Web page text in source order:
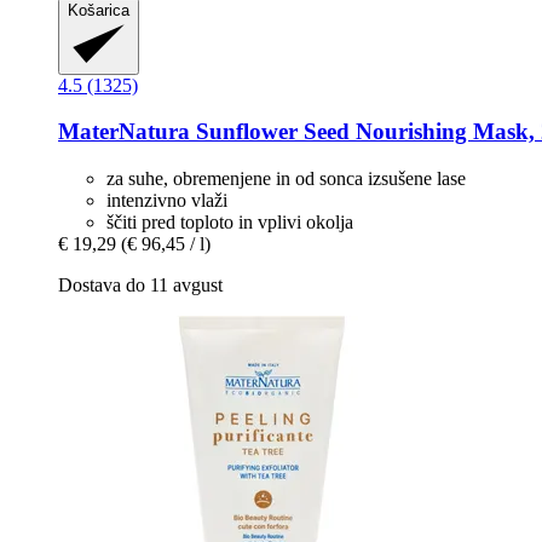
Košarica
4.5 (1325)
MaterNatura Sunflower Seed Nourishing Mask,
za suhe, obremenjene in od sonca izsušene lase
intenzivno vlaži
ščiti pred toploto in vplivi okolja
€ 19,29 (€ 96,45 / l)
Dostava do 11 avgust